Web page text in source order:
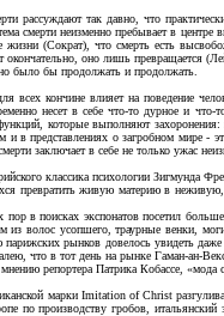
рассуждают так давно, что
смерти неизменно пребывает в
(Сократ), что смерть есть
оно лишь превращается
было бы продолжать и продолжать.
кончине влияет на поведение
несет в себе что-то дурное и
которые выполняют
в представлениях о загробном мире -
заключает в себе не только ужас
классика психологии Зигмунда
превратить живую материю в
в поисках экспонатов посетил
из волос усопшего, траурные венки,
рынков довелось увидеть
что в тот день на рынке Гаман-ан-
репортера Патрика Кобассе, «мода
марки Imitation of Christ
производству гробов,